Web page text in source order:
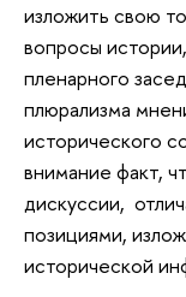
изложить свою
вопросы
пленарного
плюрализма
исторического
внимание факт,
дискуссии,
позициями,
исторической